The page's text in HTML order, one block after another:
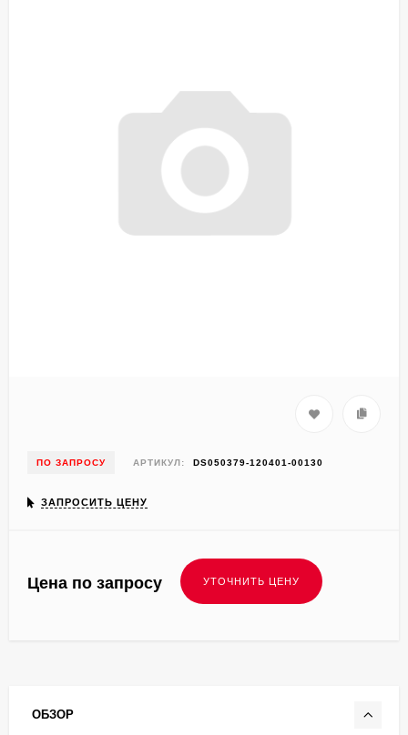
ПО ЗАПРОСУ АРТИКУЛ: DS050379-120401-00130
ЗАПРОСИТЬ ЦЕНУ
Цена по запросу
ОБЗОР